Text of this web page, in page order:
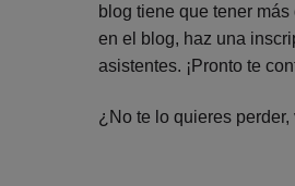
blog tiene que tener
en el blog, haz una
asistentes. ¡Pronto te
¿No te lo quieres perder,